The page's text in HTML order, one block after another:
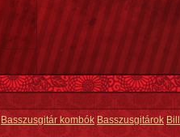
Basszusgitár kombók Basszusgitárok